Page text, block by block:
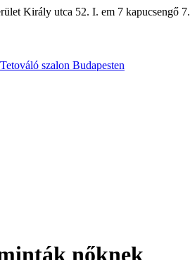
Király utca 52. I. em 7 kapucsengő 7.
nőknek